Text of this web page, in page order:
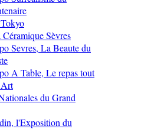
Sèvres
Sevres, La Beaute du
A Table, Le repas tout
du Grand
l'Exposition du